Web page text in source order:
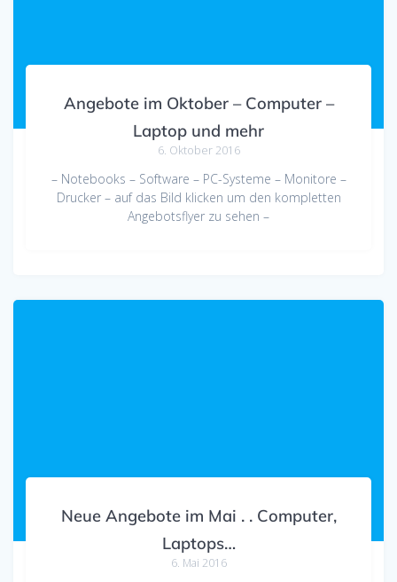
Angebote im Oktober – Computer –
Laptop und mehr
6. Oktober 2016
– Notebooks – Software – PC-Systeme – Monitore –
Drucker – auf das Bild klicken um den kompletten
Angebotsflyer zu sehen –
Neue Angebote im Mai . . Computer,
Laptops…
6. Mai 2016